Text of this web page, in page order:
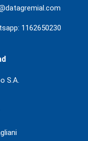
1162650230
S.A.